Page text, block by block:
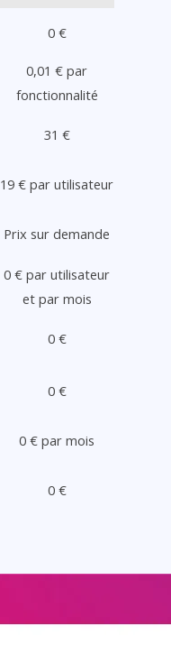
0 €
0,01 € par
fonctionnalité
31 €
19 € par utilisateur
Prix sur demande
0 € par utilisateur
et par mois
0 €
0 €
0 € par mois
0 €